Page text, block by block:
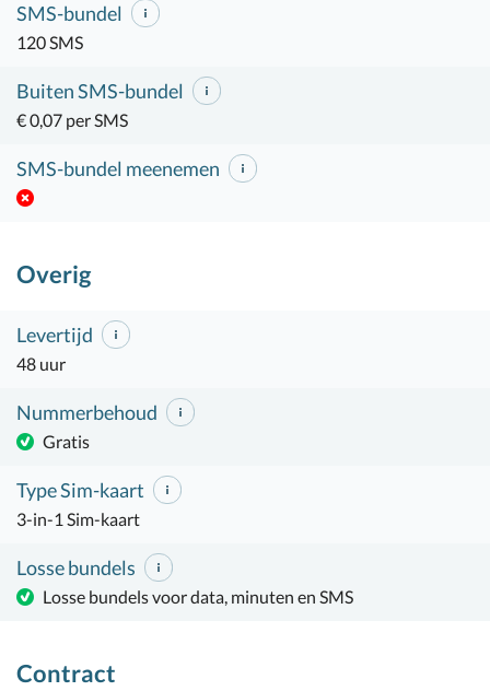
SMS-bundel
120 SMS
Buiten SMS-bundel
€ 0,07 per SMS
SMS-bundel meenemen
Overig
Levertijd
48 uur
Nummerbehoud
Gratis
Type Sim-kaart
3-in-1 Sim-kaart
Losse bundels
Losse bundels voor data, minuten en SMS
Contract